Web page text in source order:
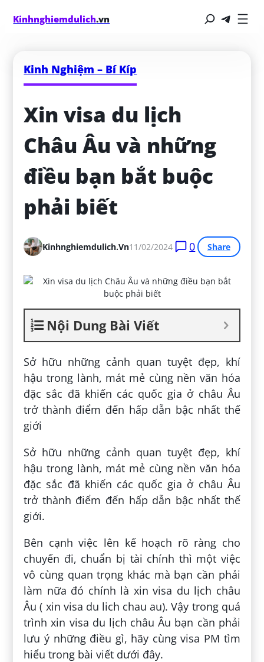
Kinhnghiemdulich.vn
Kinh Nghiệm – Bí Kíp
Xin visa du lịch
Châu Âu và những
điều bạn bắt buộc
phải biết
Kinhnghiemdulich.vn11/02/2024 0 Share
Nội Dung Bài Viết
Sở hữu những cảnh quan tuyệt đẹp, khí
hậu trong lành, mát mẻ cùng nền văn hóa
đặc sắc đã khiến các quốc gia ở châu Âu
trở thành điểm đến hấp dẫn bậc nhất thế
giới
Sở hữu những cảnh quan tuyệt đẹp, khí
hậu trong lành, mát mẻ cùng nền văn hóa
đặc sắc đã khiến các quốc gia ở châu Âu
trở thành điểm đến hấp dẫn bậc nhất thế
giới.
Bên cạnh việc lên kế hoạch rõ ràng cho
chuyến đi, chuẩn bị tài chính thì một việc
vô cùng quan trọng khác mà bạn cần phải
làm nữa đó chính là xin visa du lịch châu
Âu ( xin visa du lich chau au). Vậy trong quá
trình xin visa du lịch châu Âu bạn cần phải
lưu ý những điều gì, hãy cùng visa PM tìm
hiểu trong bài viết dưới đây.